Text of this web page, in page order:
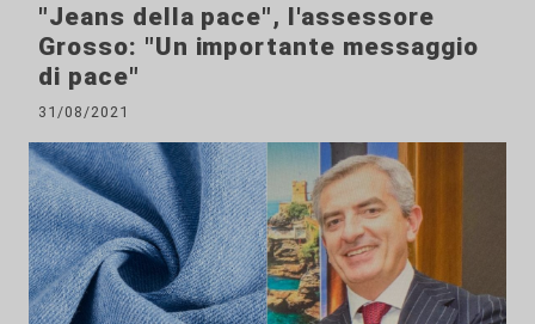
"Jeans della pace", l'assessore
Grosso: "Un importante messaggio
di pace"
31/08/2021